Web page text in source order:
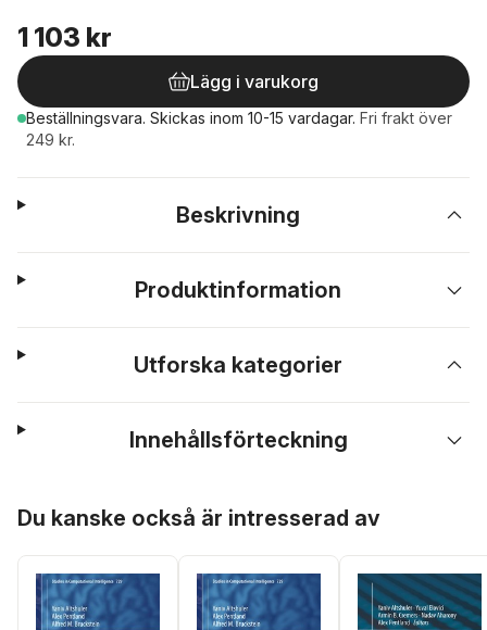
1 103 kr
Lägg i varukorg
Beställningsvara. Skickas inom 10-15 vardagar. Fri frakt över
249 kr.
Beskrivning
Produktinformation
Utforska kategorier
Innehållsförteckning
Du kanske också är intresserad av